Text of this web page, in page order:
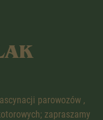
parowozów ,
zapraszamy